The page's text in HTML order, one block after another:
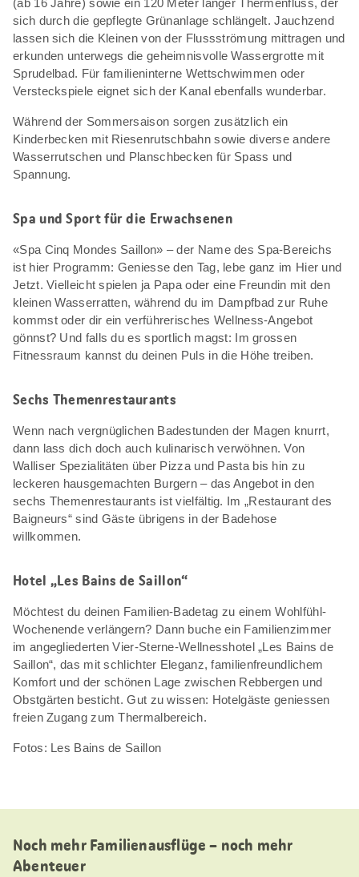
sich durch die gepflegte Grünanlage schlängelt. Jauchzend
lassen sich die Kleinen von der Flussströmung mittragen und
erkunden unterwegs die geheimnisvolle Wassergrotte mit
Sprudelbad. Für familieninterne Wettschwimmen oder
Versteckspiele eignet sich der Kanal ebenfalls wunderbar.
Während der Sommersaison sorgen zusätzlich ein
Kinderbecken mit Riesenrutschbahn sowie diverse andere
Wasserrutschen und Planschbecken für Spass und
Spannung.
Spa und Sport für die Erwachsenen
«Spa Cinq Mondes Saillon» – der Name des Spa-Bereichs
ist hier Programm: Geniesse den Tag, lebe ganz im Hier und
Jetzt. Vielleicht spielen ja Papa oder eine Freundin mit den
kleinen Wasserratten, während du im Dampfbad zur Ruhe
kommst oder dir ein verführerisches Wellness-Angebot
gönnst? Und falls du es sportlich magst: Im grossen
Fitnessraum kannst du deinen Puls in die Höhe treiben.
Sechs Themenrestaurants
Wenn nach vergnüglichen Badestunden der Magen knurrt,
dann lass dich doch auch kulinarisch verwöhnen. Von
Walliser Spezialitäten über Pizza und Pasta bis hin zu
leckeren hausgemachten Burgern – das Angebot in den
sechs Themenrestaurants ist vielfältig. Im „Restaurant des
Baigneurs“ sind Gäste übrigens in der Badehose
willkommen.
Hotel „Les Bains de Saillon“
Möchtest du deinen Familien-Badetag zu einem Wohlfühl-
Wochenende verlängern? Dann buche ein Familienzimmer
im angegliederten Vier-Sterne-Wellnesshotel „Les Bains de
Saillon“, das mit schlichter Eleganz, familienfreundlichem
Komfort und der schönen Lage zwischen Rebbergen und
Obstgärten besticht. Gut zu wissen: Hotelgäste geniessen
freien Zugang zum Thermalbereich.
Fotos: Les Bains de Saillon
Noch mehr Familienausflüge – noch mehr
Abenteuer